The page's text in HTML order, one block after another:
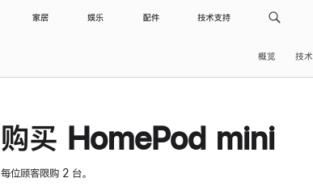
家居 娱乐 配件 技术支持
概览 技
购买 HomePod mini
每位顾客限购 2 台。